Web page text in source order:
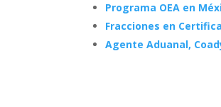
Programa OEA en
Fracciones en
Agente Aduanal,